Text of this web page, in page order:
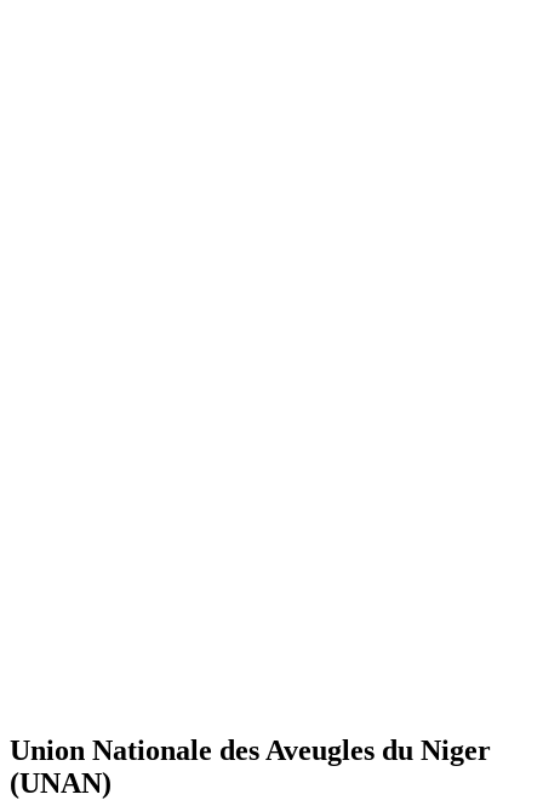
Union Nationale des Aveugles du Niger
(UNAN)